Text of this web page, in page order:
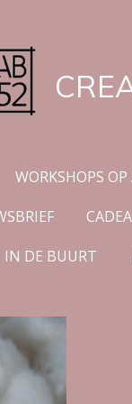
WORKSHOPS
IN DE BUURT